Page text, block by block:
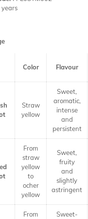
years
Color Flavour
Straw
yellow
Sweet,
aromatic,
intense
and
persistent
From
straw
yellow
to
ocher
yellow
Sweet,
fruity
and
slightly
astringent
From
Sweet-